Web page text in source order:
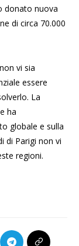
donato nuova
di circa 70.000
vi sia
essere
La
ha
globale e sulla
di Parigi non vi
regioni.